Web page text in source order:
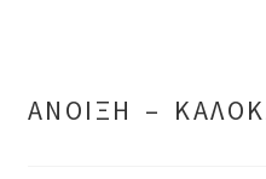
ΑΝΟΙΞΗ –